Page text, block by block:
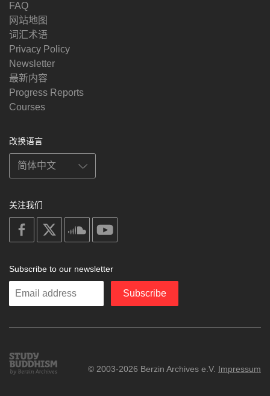
FAQ
网站地图
词汇术语
Privacy Policy
Newsletter
最新内容
Progress Reports
Courses
改换语言
关注我们
on
facebook
soundcloud
Subscribe to our newsletter
Enter
Subscribe
Study
Buddhism
© 2003-2026 Berzin Archives e.V. Impressum